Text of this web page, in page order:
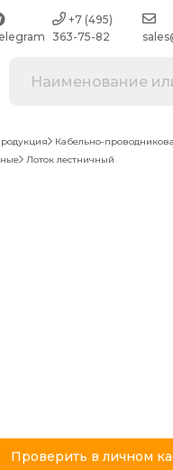
+7 (495)
363-75-82
Кабельно-
Лоток лестничный
Проверить в личном